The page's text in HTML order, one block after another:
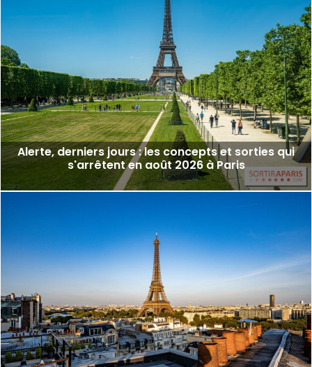
Alerte, derniers jours : les concepts et sorties qui
s'arrêtent en août 2026 à Paris